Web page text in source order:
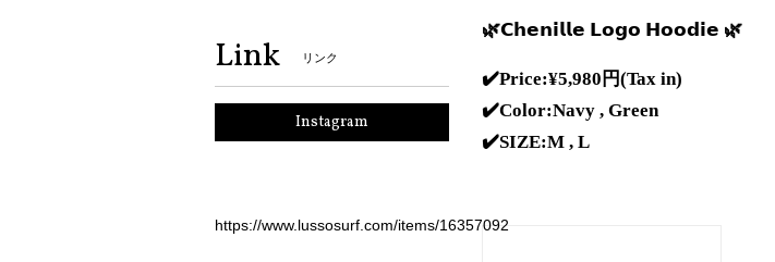
🌿𝗖𝗵𝗲𝗻𝗶𝗹𝗹𝗲 𝗟𝗼𝗴𝗼 𝗛𝗼𝗼𝗱𝗶𝗲 🌿
✔️Price:¥5,980 円(Tax in)
✔️Color:Navy , Green
✔️SIZE:M , L
Link リンク
Instagram
https://www.lussosurf.com/items/16357092